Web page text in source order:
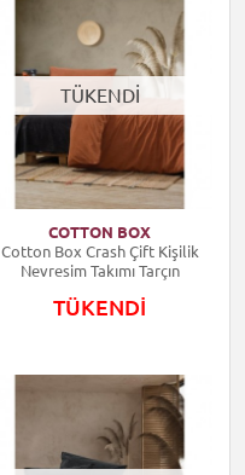
TÜKENDİ
COTTON BOX
Cotton Box Crash Çift Kişilik
Nevresim Takımı Tarçın
TÜKENDİ